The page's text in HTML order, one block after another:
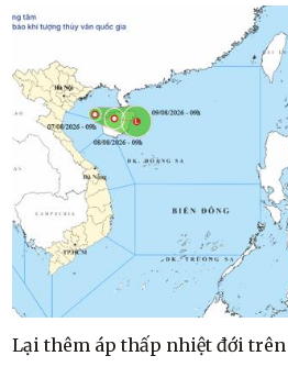
Lại thêm áp thấp nhiệt đới